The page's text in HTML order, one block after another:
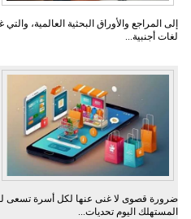
إلى المراجع والأوراق البحثية العالمية، والتي
لغات أجنبية...
ضرورة قصوى لا غنى عنها لكل أسرة تسعى
المستهلك اليوم تحديات...